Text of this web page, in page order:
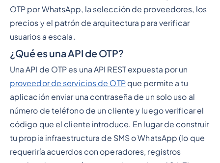
OTP por WhatsApp, la selección de proveedores, los
precios y el patrón de arquitectura para verificar
usuarios a escala.
¿Qué es una API de OTP?
Una API de OTP es una API REST expuesta por un
proveedor de servicios de OTPque permite a tu
aplicación enviar una contraseña de un solo uso al
número de teléfono de un cliente y luego verificar el
código que el cliente introduce. En lugar de construir
tu propia infraestructura de SMS o WhatsApp (lo que
requeriría acuerdos con operadores, registros